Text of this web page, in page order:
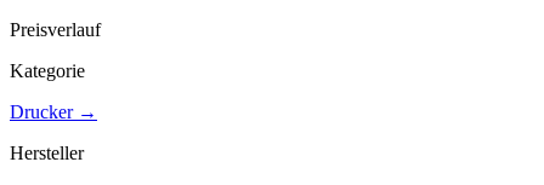
Preisverlauf
Kategorie
Drucker→
Hersteller